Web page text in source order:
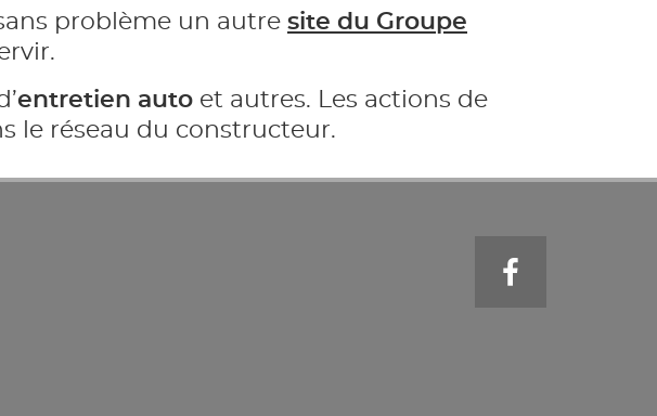
problème un autre site du Groupe
entretien auto et autres. Les actions de
le réseau du constructeur.